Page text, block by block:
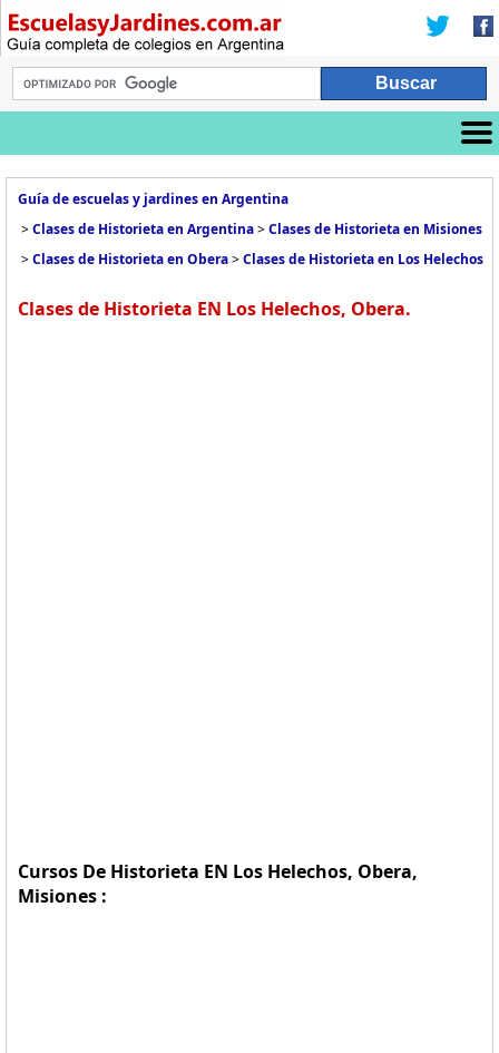
Guía de escuelas y jardines en Argentina
>Clases de Historieta en Argentina>Clases de Historieta en Misiones
>Clases de Historieta en Obera>Clases de Historieta en Los Helechos
Clases de Historieta EN Los Helechos, Obera.
Cursos De Historieta EN Los Helechos, Obera,
Misiones :